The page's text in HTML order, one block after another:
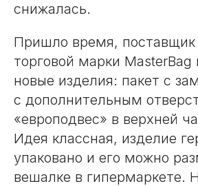
снижалась.
Пришло время, поставщик
торговой марки
новые изделия: пакет с
c дополнительным
«европодвес» в верхней
Идея классная, изделие
упаковано и его можно
вешалке в гипермаркете.